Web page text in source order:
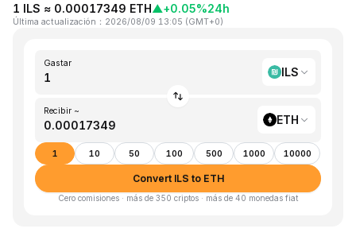
1 ILS ≈ 0.00017349 ETH▲+0.05%24h
Última actualización ： 2026/08/09 13:05 (GMT+0)
Gastar
ILS
Recibir ~
ETH
1 10 50 100 500 1000 10000
Convert ILS to ETH
Cero comisiones · más de 350 criptos · más de 40 monedas fiat